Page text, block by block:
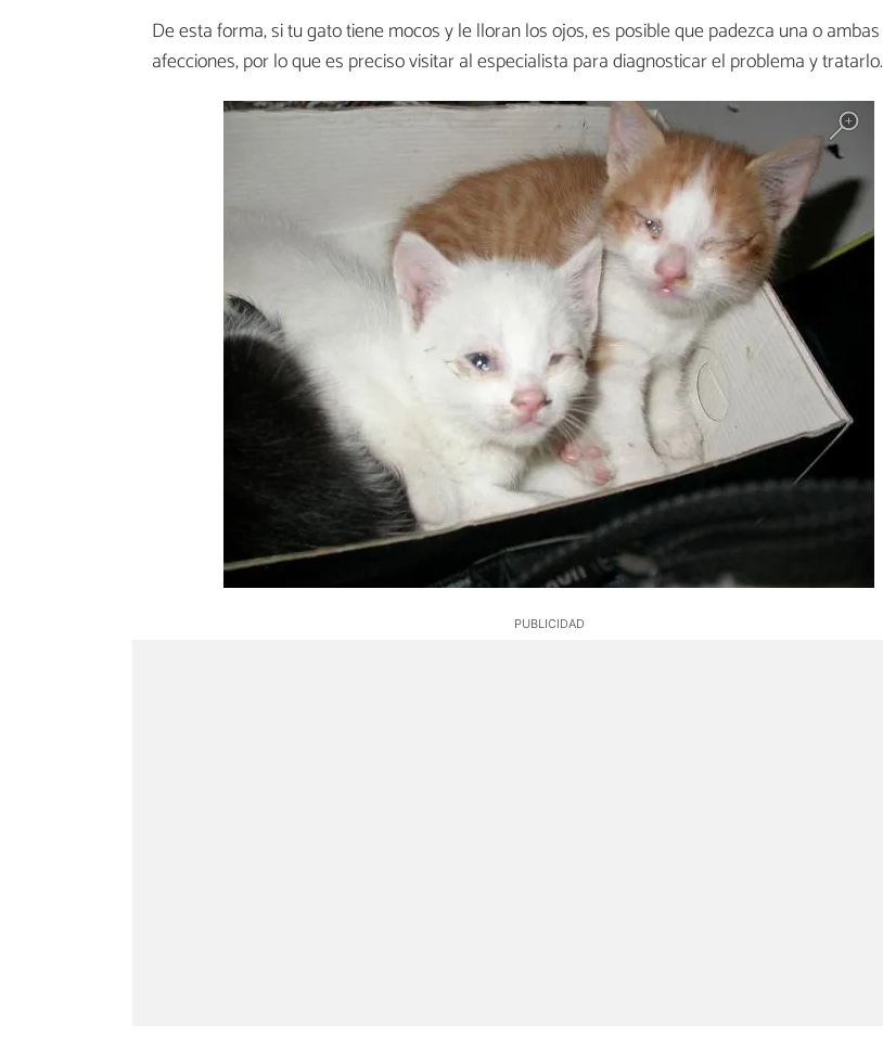
De esta forma, si tu gato tiene mocos y le lloran los ojos, es posible que padezca una o ambas
afecciones, por lo que es preciso visitar al especialista para diagnosticar el problema y tratarlo.